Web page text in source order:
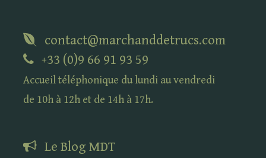
contact@marchanddetrucs.com
+33 (0)9 66 91 93 59
Accueil téléphonique du lundi au vendredi
de 10h à 12h et de 14h à 17h.
Le Blog MDT